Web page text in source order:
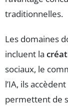
traditionnelles.
Les domaines
incluent la
sociaux, le
l’IA, ils
permettent de